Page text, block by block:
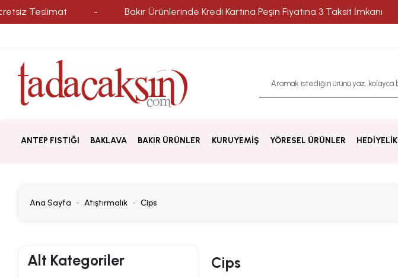
Teslimat Bakır Ürünlerinde Kredi Kartına Peşin Fiyatına 3 Taksit İmkanı
ANTEP FISTIĞI BAKLAVA BAKIR ÜRÜNLER KURUYEMİŞ YÖRESEL ÜRÜNLER HEDİYELİK
Ana Sayfa Atıştırmalık Cips
Alt Kategoriler Cips